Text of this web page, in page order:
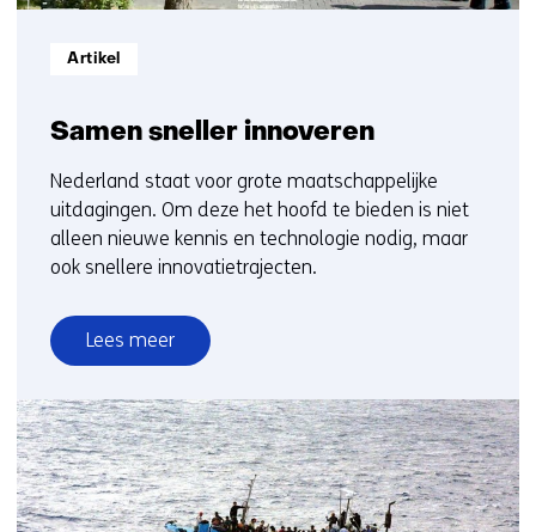
Samen sneller innoveren
Informatietype:
Artikel
Nederland staat voor grote maatschappelijke
uitdagingen. Om deze het hoofd te bieden is niet
alleen nieuwe kennis en technologie nodig, maar
ook snellere innovatietrajecten.
Lees meer
over
Samen
sneller
innoveren